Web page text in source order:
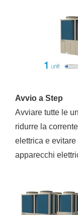
Avvio a Step
Avviare tutte le
ridurre la
elettrica e
apparecchi